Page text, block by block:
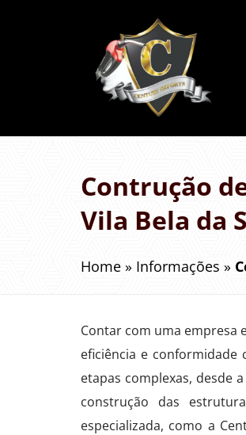
Contrução
Vila Bela da
Home » Informações »
Contar com uma empresa
eficiência e conformidade
etapas complexas, desde
construção das
especializada, como a